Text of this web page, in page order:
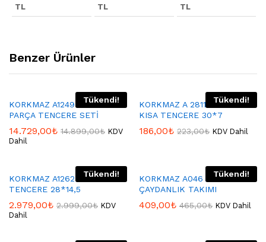
TL
TL
TL
Benzer Ürünler
Tükendi!
KORKMAZ A1249 MONTANA 7
PARÇA TENCERE SETİ
14.729,00₺ 14.899,00₺ KDV
Dahil
Tükendi!
KORKMAZ A 2811 MİA GRANİT
KISA TENCERE 30*7
186,00₺ 223,00₺ KDV Dahil
Tükendi!
KORKMAZ A1262 GRANİTA
TENCERE 28*14,5
2.979,00₺ 2.999,00₺ KDV
Dahil
Tükendi!
KORKMAZ A046 ABANA
ÇAYDANLIK TAKIMI
409,00₺ 465,00₺ KDV Dahil